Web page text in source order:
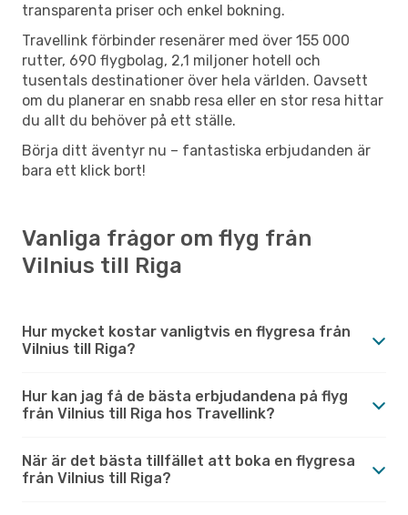
transparenta priser och enkel bokning.
Travellink förbinder resenärer med över 155 000
rutter, 690 flygbolag, 2,1 miljoner hotell och
tusentals destinationer över hela världen. Oavsett
om du planerar en snabb resa eller en stor resa hittar
du allt du behöver på ett ställe.
Börja ditt äventyr nu – fantastiska erbjudanden är
bara ett klick bort!
Vanliga frågor om flyg från
Vilnius till Riga
Hur mycket kostar vanligtvis en flygresa från
Vilnius till Riga?
Hur kan jag få de bästa erbjudandena på flyg
från Vilnius till Riga hos Travellink?
När är det bästa tillfället att boka en flygresa
från Vilnius till Riga?